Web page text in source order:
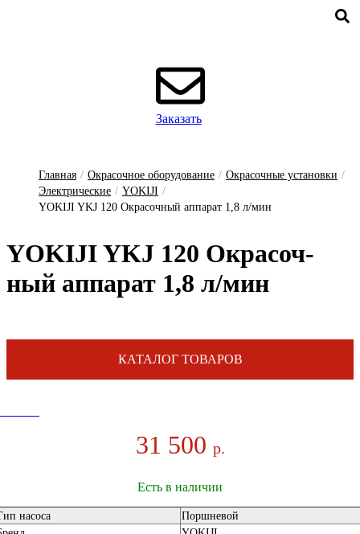
Заказать
Главная / Окрасочное оборудование / Окрасочные установки /
Электрические / YOKIJI /
YOKIJI YKJ 120 Окрасочный аппарат 1,8 л/мин
YOKIJI YKJ 120 Ок­ра­соч­
ный ап­па­рат 1,8 л/мин
КАТАЛОГ ТОВАРОВ
31 500 р.
Есть в наличии
насоса
Поршневой